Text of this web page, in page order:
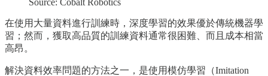
在使用大量資料進行訓練時，深度學習的效果優於傳統機器學
習；然而，獲取高品質的訓練資料通常很困難、而且成本相當
高昂。
解決資料效率問題的方法之一，是使用模仿學習（Imitation